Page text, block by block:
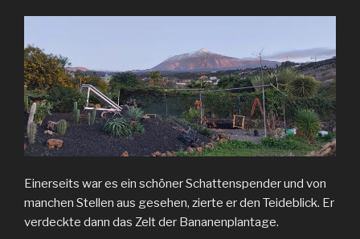
Einerseits war es ein schöner Schattenspender und von
manchen Stellen aus gesehen, zierte er den Teideblick. Er
verdeckte dann das Zelt der Bananenplantage.